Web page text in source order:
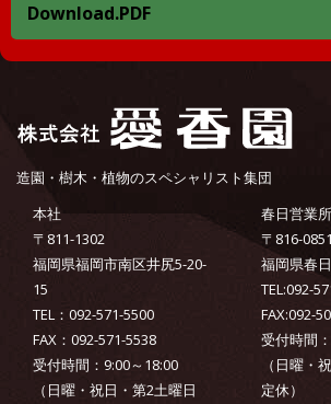
Download.PDF
造園・樹木・植物のスペシャリスト集団
本社
〒811-1302
福岡県福岡市南区井尻5-20-
15
TEL：092-571-5500
FAX：092-571-5538
受付時間：9:00～18:00
（日曜・祝日・第2土曜日
春日営業所
〒816-0851
福岡県春
TEL:092-
FAX:092-
受付時間
（日曜・
定休）